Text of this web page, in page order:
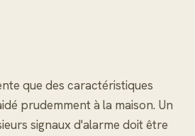
que des caractéristiques
prudemment à la maison. Un
signaux d'alarme doit être